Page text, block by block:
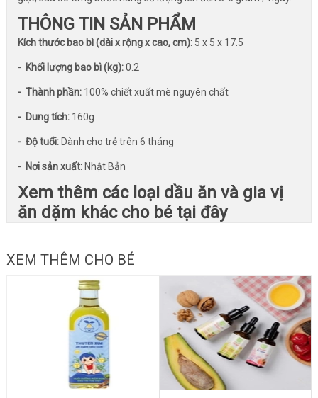
THÔNG TIN SẢN PHẨM
Kích thước bao bì (dài x rộng x cao, cm):5 x 5 x 17.5
- Khối lượng bao bì (kg):0.2
- Thành phần:100% chiết xuất mè nguyên chất
- Dung tích:160g
- Độ tuổi:Dành cho trẻ trên 6 tháng
- Nơi sản xuất:Nhật Bản
Xem thêm các loại dầu ăn và gia vị
ăn dặm khác cho bé tại đây
XEM THÊM CHO BÉ